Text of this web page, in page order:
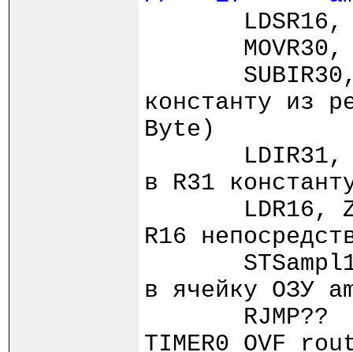
LDSR16,
MOVR30,
SUBIR30, (-
константу из
Byte)
в R31
R16
в ячейку ОЗУ
RJMP??